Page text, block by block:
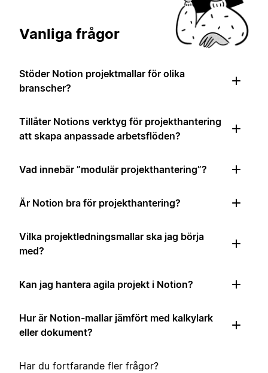
Vanliga frågor
Stöder Notion projektmallar för olika
branscher?
Tillåter Notions verktyg för projekthantering
att skapa anpassade arbetsflöden?
Vad innebär ”modulär projekthantering”?
Är Notion bra för projekthantering?
Vilka projektledningsmallar ska jag börja
med?
Kan jag hantera agila projekt i Notion?
Hur är Notion-mallar jämfört med kalkylark
eller dokument?
Har du fortfarande fler frågor?